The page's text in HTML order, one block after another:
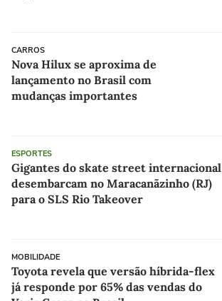
CARROS
Nova Hilux se aproxima de
lançamento no Brasil com
mudanças importantes
ESPORTES
Gigantes do skate street internacional
desembarcam no Maracanãzinho (RJ)
para o SLS Rio Takeover
MOBILIDADE
Toyota revela que versão híbrida-flex
já responde por 65% das vendas do